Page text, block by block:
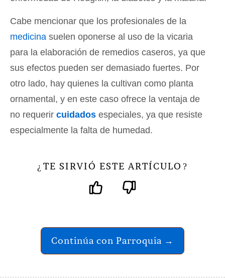
Cabe mencionar que los profesionales de la
medicina suelen oponerse al uso de la vicaria
para la elaboración de remedios caseros, ya que
sus efectos pueden ser demasiado fuertes. Por
otro lado, hay quienes la cultivan como planta
ornamental, y en este caso ofrece la ventaja de
no requerir cuidados especiales, ya que resiste
especialmente la falta de humedad.
¿ TE SIRVIÓ ESTE ARTÍCULO ?
Continúa con Parroquia →